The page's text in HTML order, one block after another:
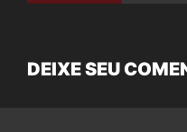
DEIXE SEU